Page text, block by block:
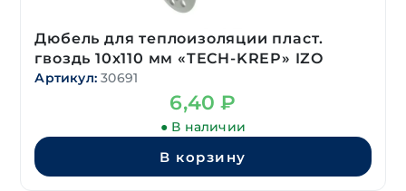
Дюбель для теплоизоляции пласт.
гвоздь 10х110 мм «TECH-KREP» IZO
Артикул: 30691
6,40₽
● В наличии
В корзину